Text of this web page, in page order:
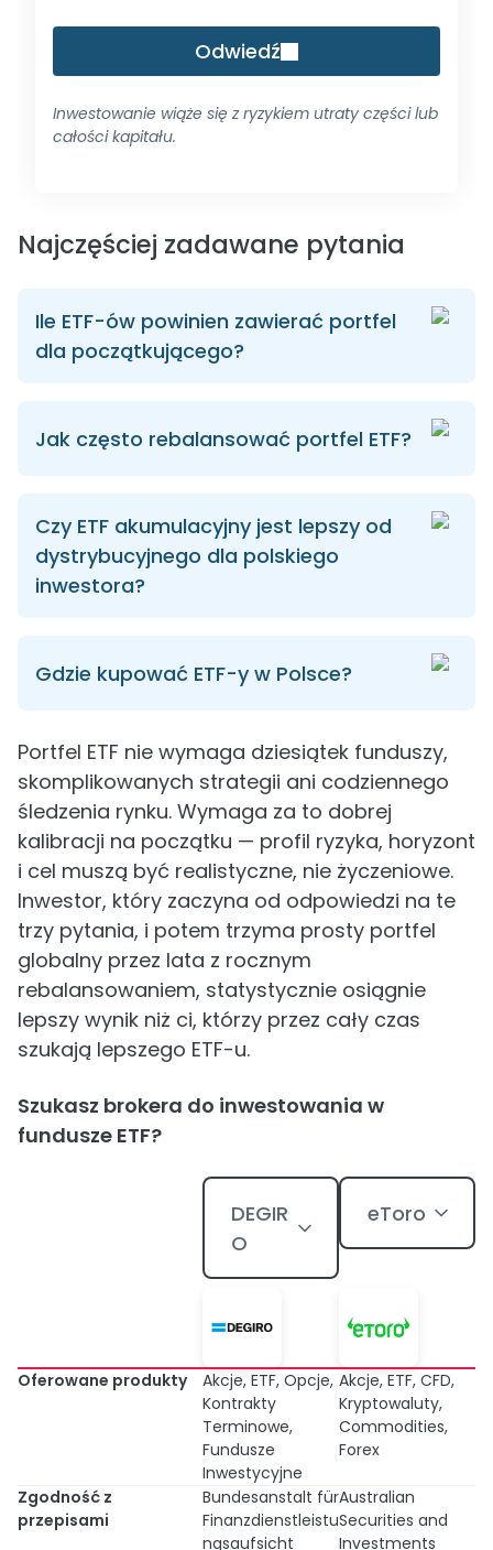
Odwiedź
Inwestowanie wiąże się z ryzykiem utraty części lub
całości kapitału.
Najczęściej zadawane pytania
Ile ETF-ów powinien zawierać portfel
dla początkującego?
Jak często rebalansować portfel ETF?
Czy ETF akumulacyjny jest lepszy od
dystrybucyjnego dla polskiego
inwestora?
Gdzie kupować ETF-y w Polsce?
Portfel ETF nie wymaga dziesiątek funduszy,
skomplikowanych strategii ani codziennego
śledzenia rynku. Wymaga za to dobrej
kalibracji na początku — profil ryzyka, horyzont
i cel muszą być realistyczne, nie życzeniowe.
Inwestor, który zaczyna od odpowiedzi na te
trzy pytania, i potem trzyma prosty portfel
globalny przez lata z rocznym
rebalansowaniem, statystycznie osiągnie
lepszy wynik niż ci, którzy przez cały czas
szukają lepszego ETF-u.
Szukasz brokera do inwestowania w
fundusze ETF?
DEGIR
O
eToro
Oferowane produkty
Akcje, ETF, Opcje,
Kontrakty
Terminowe,
Fundusze
Inwestycyjne
Akcje, ETF, CFD,
Kryptowaluty,
Commodities,
Forex
Zgodność z
przepisami
Bundesanstalt für
Finanzdienstleistu
ngsaufsicht
Australian
Securities and
Investments